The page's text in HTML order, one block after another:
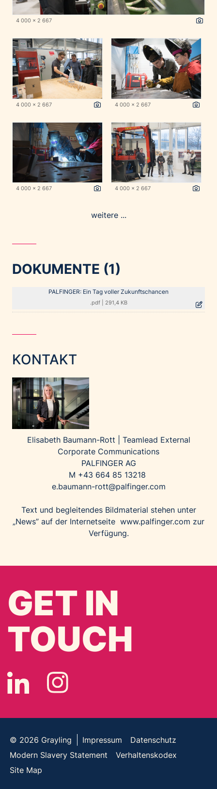
4 000 x 2 667
4 000 x 2 667 4 000 x 2 667
4 000 x 2 667 4 000 x 2 667
weitere ...
DOKUMENTE (1)
PALFINGER: Ein Tag voller Zukunftschancen
.pdf| 291,4 KB
KONTAKT
Elisabeth Baumann-Rott | Teamlead External
Corporate Communications
PALFINGER AG
M +43 664 85 13218
e.baumann-rott@palfinger.com
Text und begleitendes Bildmaterial stehen unter
„News” auf der Internetseite www.palfinger.com zur
Verfügung.
GET IN
TOUCH
© 2026 Grayling Impressum
Datenschutz
Modern Slavery Statement
Verhaltenskodex
Site Map